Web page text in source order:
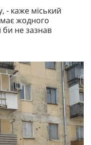
- каже міський
жодного
би не зазнав